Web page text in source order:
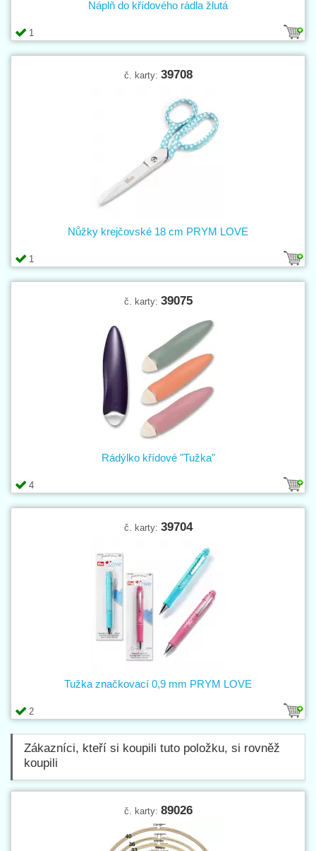
1
Náplň do křídového rádla žlutá
č. karty: 39708
1
Nůžky krejčovské 18 cm PRYM LOVE
č. karty: 39075
4
Rádýlko křídové "Tužka"
č. karty: 39704
2
Tužka značkovací 0,9 mm PRYM LOVE
Zákazníci, kteří si koupili tuto položku, si rovněž
koupili
č. karty: 89026